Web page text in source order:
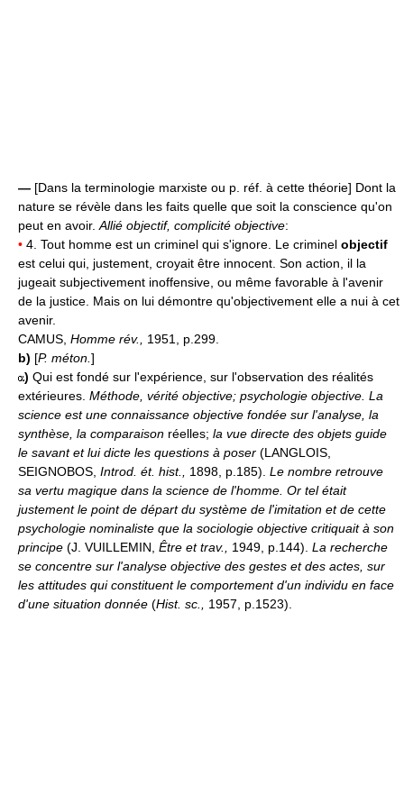
— [Dans la terminologie marxiste ou p. réf. à cette théorie] Dont la
nature se révèle dans les faits quelle que soit la conscience qu'on
peut en avoir. Allié objectif, complicité objective:
• 4. Tout homme est un criminel qui s'ignore. Le criminel objectif
est celui qui, justement, croyait être innocent. Son action, il la
jugeait subjectivement inoffensive, ou même favorable à l'avenir
de la justice. Mais on lui démontre qu'objectivement elle a nui à cet
avenir.
CAMUS, Homme rév., 1951, p.299.
b) [P. méton. ]
) Qui est fondé sur l'expérience, sur l'observation des réalités
extérieures. Méthode, vérité objective; psychologie objective. La
science est une connaissance objective fondée sur l'analyse, la
synthèse, la comparaison réelles; la vue directe des objets guide
le savant et lui dicte les questions à poser (LANGLOIS,
SEIGNOBOS, Introd. ét. hist., 1898, p.185). Le nombre retrouve
sa vertu magique dans la science de l'homme. Or tel était
justement le point de départ du système de l'imitation et de cette
psychologie nominaliste que la sociologie objective critiquait à son
principe (J. VUILLEMIN, Être et trav., 1949, p.144). La recherche
se concentre sur l'analyse objective des gestes et des actes, sur
les attitudes qui constituent le comportement d'un individu en face
d'une situation donnée (Hist. sc., 1957, p.1523).